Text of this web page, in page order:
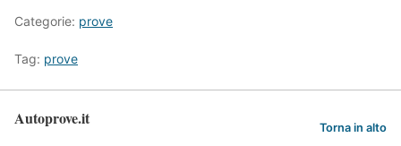
Categorie: prove
Tag: prove
Autoprove.it Torna in alto